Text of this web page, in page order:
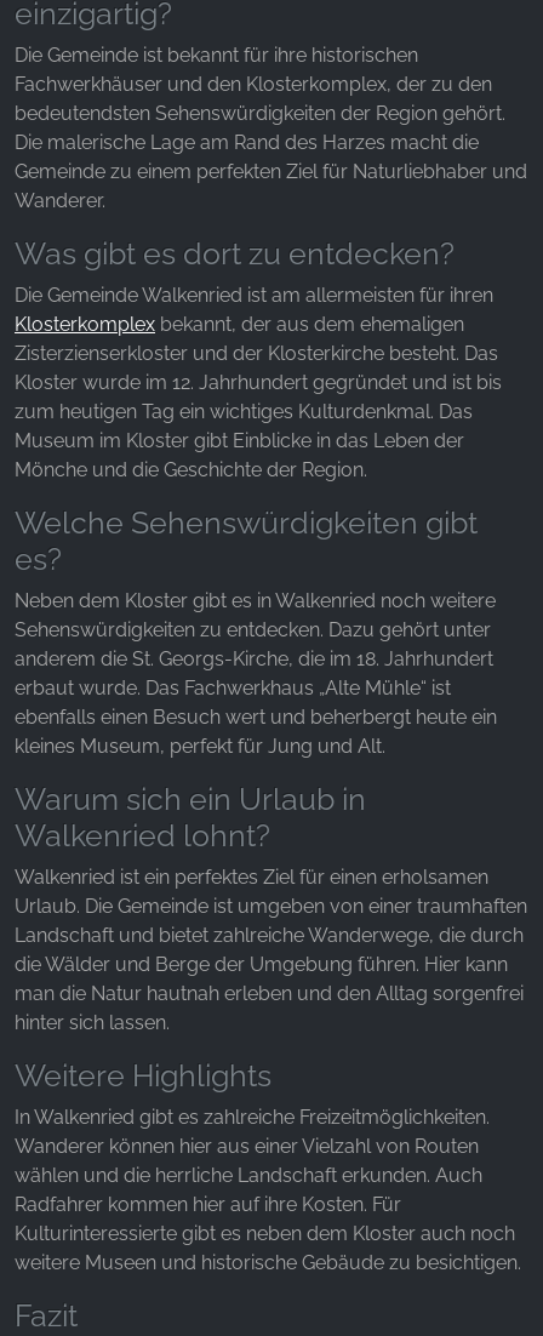
einzigartig?
Die Gemeinde ist bekannt für ihre historischen
Fachwerkhäuser und den Klosterkomplex, der zu den
bedeutendsten Sehenswürdigkeiten der Region gehört.
Die malerische Lage am Rand des Harzes macht die
Gemeinde zu einem perfekten Ziel für Naturliebhaber und
Wanderer.
Was gibt es dort zu entdecken?
Die Gemeinde Walkenried ist am allermeisten für ihren
Klosterkomplex bekannt, der aus dem ehemaligen
Zisterzienserkloster und der Klosterkirche besteht. Das
Kloster wurde im 12. Jahrhundert gegründet und ist bis
zum heutigen Tag ein wichtiges Kulturdenkmal. Das
Museum im Kloster gibt Einblicke in das Leben der
Mönche und die Geschichte der Region.
Welche Sehenswürdigkeiten gibt
es?
Neben dem Kloster gibt es in Walkenried noch weitere
Sehenswürdigkeiten zu entdecken. Dazu gehört unter
anderem die St. Georgs-Kirche, die im 18. Jahrhundert
erbaut wurde. Das Fachwerkhaus „Alte Mühle“ ist
ebenfalls einen Besuch wert und beherbergt heute ein
kleines Museum, perfekt für Jung und Alt.
Warum sich ein Urlaub in
Walkenried lohnt?
Walkenried ist ein perfektes Ziel für einen erholsamen
Urlaub. Die Gemeinde ist umgeben von einer traumhaften
Landschaft und bietet zahlreiche Wanderwege, die durch
die Wälder und Berge der Umgebung führen. Hier kann
man die Natur hautnah erleben und den Alltag sorgenfrei
hinter sich lassen.
Weitere Highlights
In Walkenried gibt es zahlreiche Freizeitmöglichkeiten.
Wanderer können hier aus einer Vielzahl von Routen
wählen und die herrliche Landschaft erkunden. Auch
Radfahrer kommen hier auf ihre Kosten. Für
Kulturinteressierte gibt es neben dem Kloster auch noch
weitere Museen und historische Gebäude zu besichtigen.
Fazit
Facebook Pixel
Name:
_fbp, fr, _fbq, fbq
Anbieter:
Facebook Ireland Ltd.
Zweck:
Cookie Laufzeit:
3 Monate - 1 Jahr
STATISTIK
Statistik Cookies erfassen Informationen anonym.
Diese Informationen helfen uns zu verstehen, wie
unsere Besucher unsere Website nutzen.
Google Analytics
Name:
_ga, _gid, _gac_gb_
Anbieter:
Google LLC
Zweck:
Erhebung von Statistiken zur Website-Nutzung
Cookie Laufzeit:
24 Stunden - 2 Jahre
EXTERNE MEDIEN
Um Inhalte von Videoplattformen und Social Media
diesen externen Medien Cookies gesetzt.
YouTube